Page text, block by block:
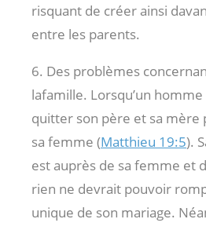
risquant de créer ainsi
entre les parents.
6. Des problèmes
lafamille. Lorsqu’un
quitter son père et sa mère
sa femme (Matthieu 19:5).
est auprès de sa femme et
rien ne devrait pouvoir
unique de son mariage.